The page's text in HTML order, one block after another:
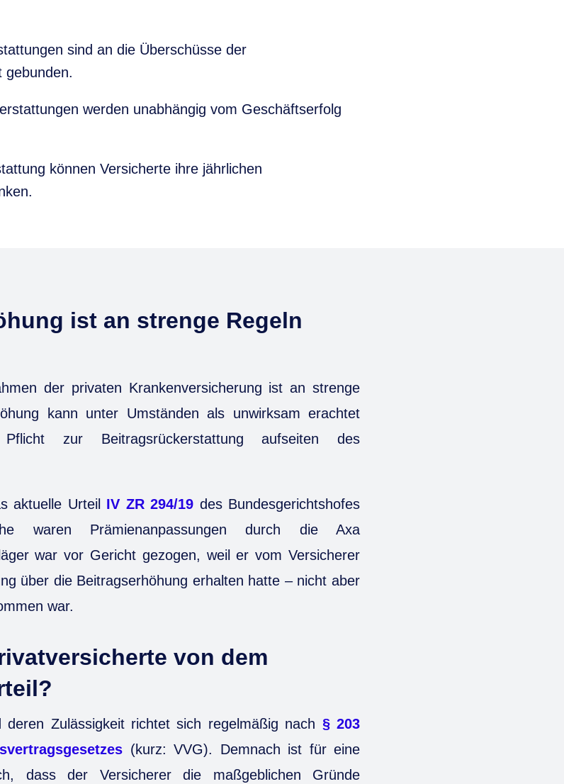
sind an die Überschüsse der
gebunden.
werden unabhängig vom Geschäftserfolg
können Versicherte ihre jährlichen
ist an strenge Regeln
der privaten Krankenversicherung ist an strenge
kann unter Umständen als unwirksam erachtet
zur Beitragsrückerstattung aufseiten des
aktuelle Urteil IV ZR 294/19 des Bundesgerichtshofes
waren Prämienanpassungen durch die Axa
war vor Gericht gezogen, weil er vom Versicherer
über die Beitragserhöhung erhalten hatte – nicht aber
war.
von dem
deren Zulässigkeit richtet sich regelmäßig nach § 203
(kurz: VVG). Demnach ist für eine
dass der Versicherer die maßgeblichen Gründe